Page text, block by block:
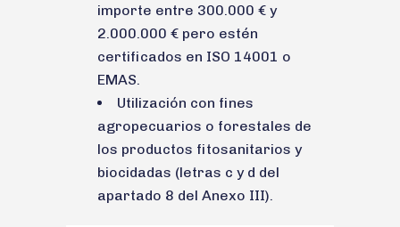
importe entre 300.000 € y
2.000.000 € pero estén
certificados en ISO 14001 o
EMAS.
Utilización con fines
agropecuarios o forestales de
los productos fitosanitarios y
biocidadas (letras c y d del
apartado 8 del Anexo III).